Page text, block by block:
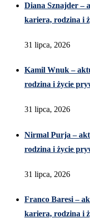
Diana Sznajder –
kariera, rodzina i
31 lipca, 2026
Kamil Wnuk –
rodzina i życie
31 lipca, 2026
Nirmal Purja –
rodzina i życie
31 lipca, 2026
Franco Baresi –
kariera, rodzina i